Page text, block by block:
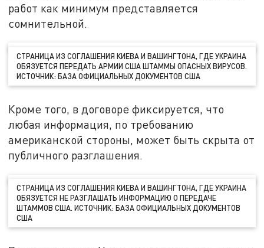
работ как минимум представляется
сомнительной.
СТРАНИЦА ИЗ СОГЛАШЕНИЯ КИЕВА И ВАШИНГТОНА, ГДЕ УКРАИНА
ОБЯЗУЕТСЯ ПЕРЕДАТЬ АРМИИ США ШТАММЫ ОПАСНЫХ ВИРУСОВ.
ИСТОЧНИК: БАЗА ОФИЦИАЛЬНЫХ ДОКУМЕНТОВ США
Кроме того, в договоре фиксируется, что
любая информация, по требованию
американской стороны, может быть скрыта от
публичного разглашения.
СТРАНИЦА ИЗ СОГЛАШЕНИЯ КИЕВА И ВАШИНГТОНА, ГДЕ УКРАИНА
ОБЯЗУЕТСЯ НЕ РАЗГЛАШАТЬ ИНФОРМАЦИЮ О ПЕРЕДАЧЕ
ШТАММОВ США. ИСТОЧНИК: БАЗА ОФИЦИАЛЬНЫХ ДОКУМЕНТОВ
США